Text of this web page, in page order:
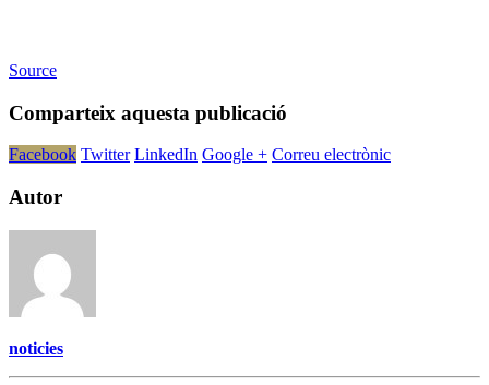
Source
Comparteix aquesta publicació
Facebook Twitter LinkedIn Google + Correu electrònic
Autor
noticies